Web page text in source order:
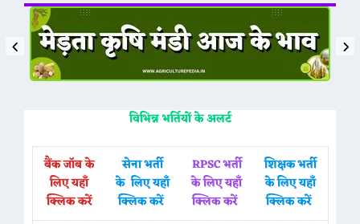
विभिन्न भर्तियों के अलर्ट
बैंक जॉब के
लिए यहाँ
क्लिक करें
सेना भर्ती
के लिए यहाँ
क्लिक करें
RPSC भर्ती
के लिए यहाँ
क्लिक करें
शिक्षक भर्ती
के लिए यहाँ
क्लिक करें